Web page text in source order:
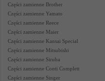
Części zamienne Brother
Części zamienne Yamato
Części zamienne Reece
Części zamienne Maier
Części zamienne Kansai Special
Części zamienne Mitsubishi
Części zamienne Siruba
Części zamienne Conti Complett
Części zamienne Singer